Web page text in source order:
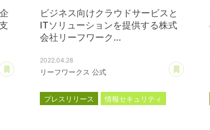
あとで読む
ビジネス向けクラウドサービスと
ITソリューションを提供する株式
会社リーフワーク...
2022.04.28
リーフワークス 公式
あとで
プレスリリース
情報セキュリティ